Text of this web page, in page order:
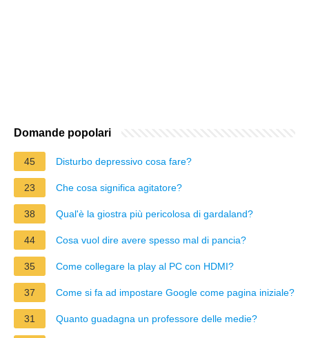
Domande popolari
45 Disturbo depressivo cosa fare?
23 Che cosa significa agitatore?
38 Qual'è la giostra più pericolosa di gardaland?
44 Cosa vuol dire avere spesso mal di pancia?
35 Come collegare la play al PC con HDMI?
37 Come si fa ad impostare Google come pagina iniziale?
31 Quanto guadagna un professore delle medie?